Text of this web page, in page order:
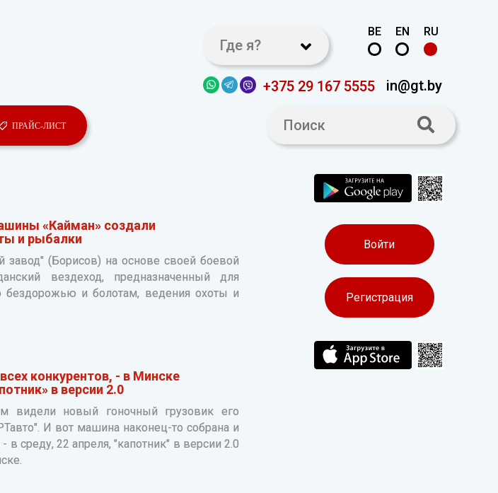
Где я?
RU
EN
BE
+375 29 167 5555 in@gt.by
ПРАЙС-ЛИСТ
«Кайман» создали
и рыбалки
(Борисов) на основе своей боевой
вездеход, предназначенный для
бездорожью и болотам, ведения охоты и
конкурентов, - в Минске
в версии 2.0
видели новый гоночный грузовик его
И вот машина наконец-то собрана и
среду, 22 апреля, "капотник" в версии 2.0
Войти
Регистрация